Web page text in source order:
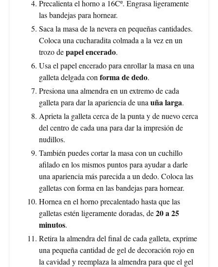
Precalienta el horno a 16Cº. Engrasa ligeramente
las bandejas para hornear.
Saca la masa de la nevera en pequeñas cantidades.
Coloca una cucharadita colmada a la vez en un
trozo depapel encerado.
Usa el papel encerado para enrollar la masa en una
galleta delgada con forma de dedo.
Presiona una almendra en un extremo de cada
galleta para dar la apariencia de una uña larga.
Aprieta la galleta cerca de la punta y de nuevo cerca
del centro de cada una para dar la impresión de
nudillos.
También puedes cortar la masa con un cuchillo
afilado en los mismos puntos para ayudar a darle
una apariencia más parecida a un dedo. Coloca las
galletas con forma en las bandejas para hornear.
Hornea en el horno precalentado hasta que las
galletas estén ligeramente doradas, de20 a 25
minutos.
Retira la almendra del final de cada galleta, exprime
una pequeña cantidad de gel de decoración rojo en
la cavidad y reemplaza la almendra para que el gel